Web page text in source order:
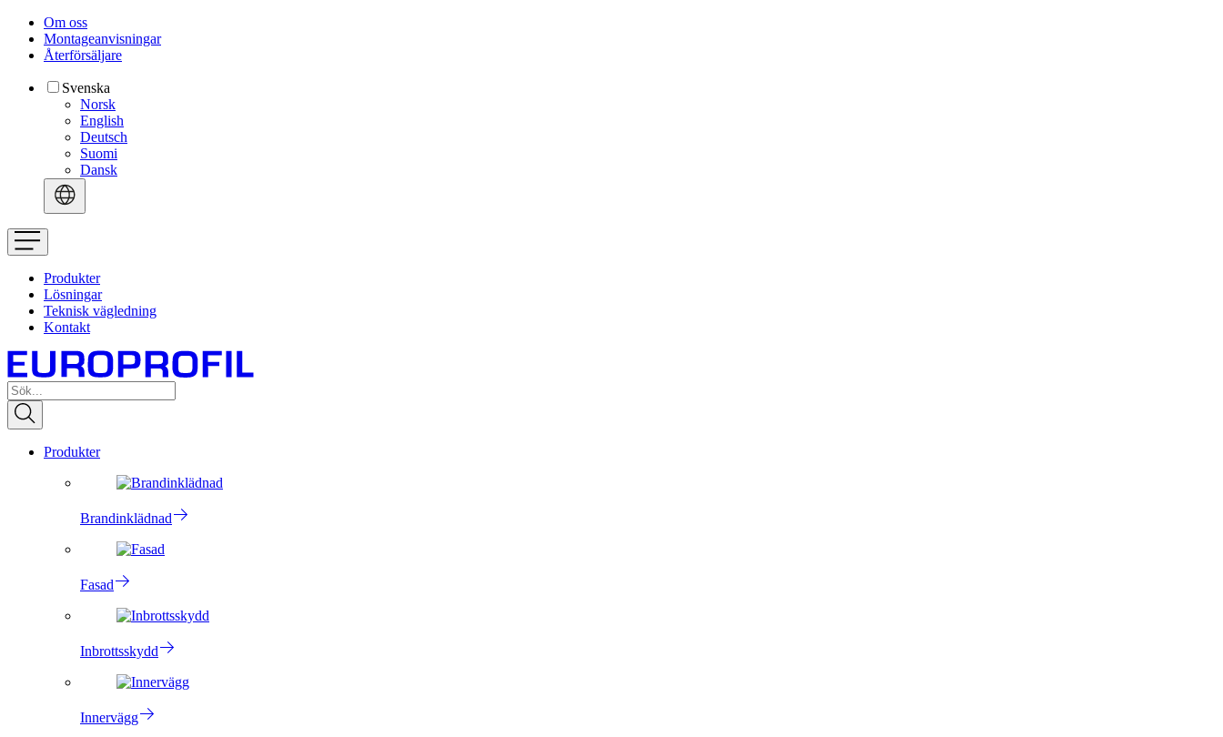
Om oss
Montageanvisningar
Återförsäljare
Svenska
Norsk
English
Deutsch
Suomi
Dansk
Produkter
Lösningar
Teknisk vägledning
Kontakt
Produkter
Brandinklädnad
Fasad
Inbrottsskydd
Innervägg